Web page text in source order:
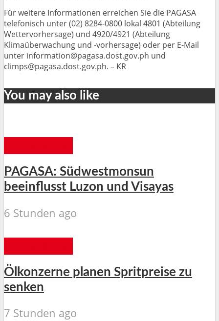
Für weitere Informationen erreichen Sie die PAGASA
telefonisch unter (02) 8284-0800 lokal 4801 (Abteilung
Wettervorhersage) und 4920/4921 (Abteilung
Klimaüberwachung und -vorhersage) oder per E-Mail
unter information@pagasa.dost.gov.ph und
climps@pagasa.dost.gov.ph. – KR
You may also like
PAGASA: Südwestmonsun
beeinflusst Luzon und Visayas
6 Stunden ago
Ölkonzerne planen Spritpreise zu
senken
7 Stunden ago